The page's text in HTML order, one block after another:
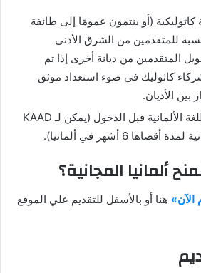
(أو ينتمون عمومًا إلى طائفة
للمتقدمين من الشرق الأدنى
المتقدمين من ديانة أخرى إذا تم
كاثوليك في ضوء استعداد موثق
بين الأديان.
أن يتمتع بمهارات اللغة الألمانية قبل الدخول (يمكن لـ KAAD
6 أشهر في ألمانيا).
ألمانيا المجانية؟
الآن» هنا أو بالأسفل للتقديم علي الموقع